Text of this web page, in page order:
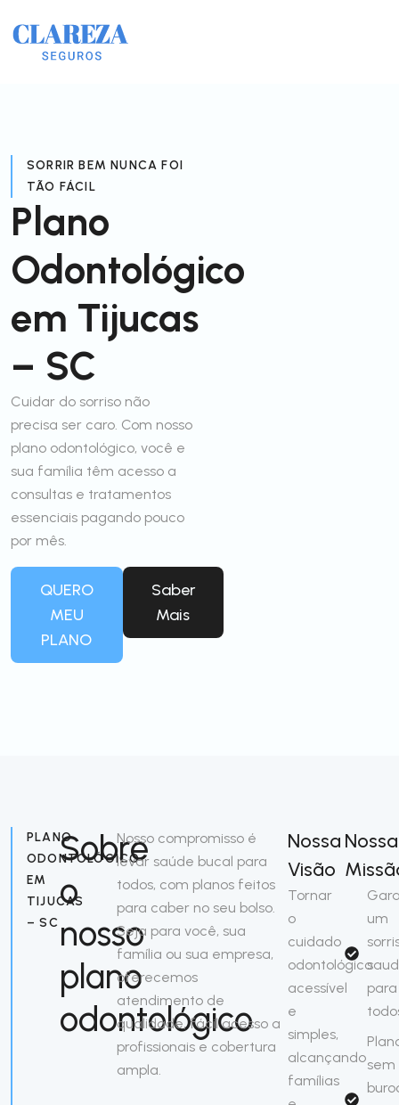
SORRIR BEM NUNCA FOI
TÃO FÁCIL
Plano
Odontológico
em Tijucas
– SC
Cuidar do sorriso não
precisa ser caro. Com nosso
plano odontológico, você e
sua família têm acesso a
consultas e tratamentos
essenciais pagando pouco
por mês.
QUERO
MEU
PLANO
Saber
Mais
PLANO
ODONTOLÓGICO
EM
TIJUCAS
– SC
Sobre
o
nosso
plano
odontológico
Nosso compromisso é
levar saúde bucal para
todos, com planos feitos
para caber no seu bolso.
Seja para você, sua
família ou sua empresa,
oferecemos
atendimento de
qualidade, fácil acesso a
profissionais e cobertura
ampla.
Nossa
Visão
Tornar
o
cuidado
odontológico
acessível
e
simples,
alcançando
famílias
Nossa
um
para
sem